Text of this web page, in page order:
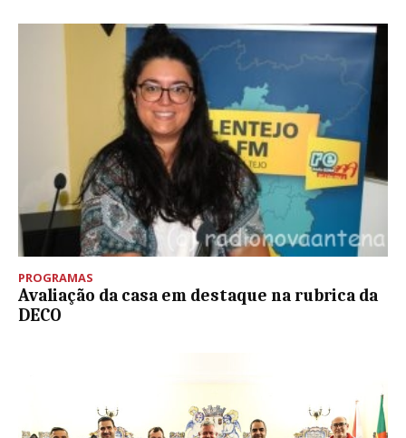
PROGRAMAS
Avaliação da casa em destaque na rubrica da
DECO